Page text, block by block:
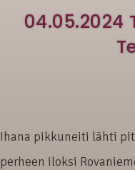
04.05.2024
Ihana pikkuneiti lähti
perheen iloksi